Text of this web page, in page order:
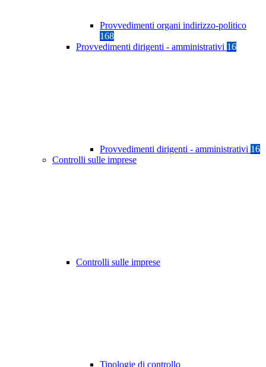
Provvedimenti organi indirizzo-politico
168
Provvedimenti dirigenti - amministrativi 16
Provvedimenti dirigenti - amministrativi 16
Controlli sulle imprese
Controlli sulle imprese
Tipologie di controllo